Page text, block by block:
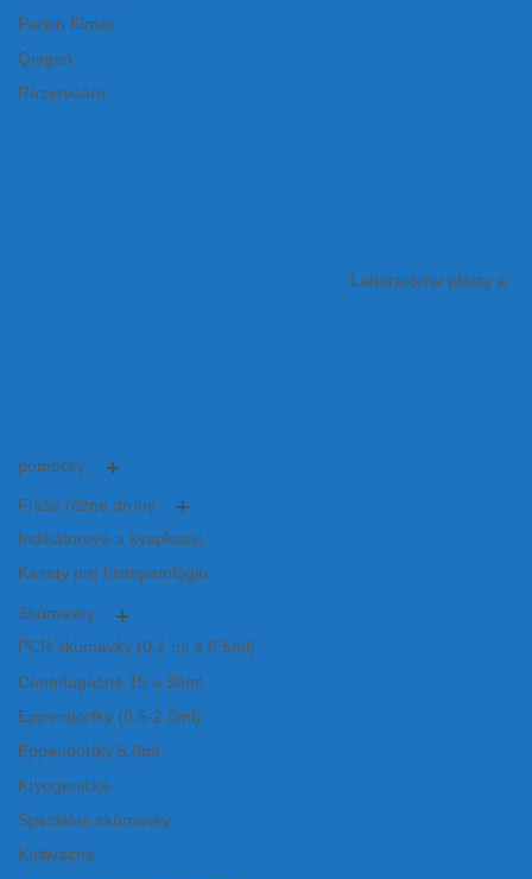
Perkin Elmer
Qiagen
Rezervoáre
Laboratórne plasty a
pomôcky
Fľaše rôzne druhy
Indikátorové a kvapkacie
Kazety pre histopatológiu
Skúmavky
PCR skúmavky (0.2 ml a 0.5ml)
Centrifugačné 15 a 50ml
Eppendorfky (0.5-2.0ml)
Eppendorfky 5.0ml
Kryogenické
Špeciálne skúmavky
Kultivačné